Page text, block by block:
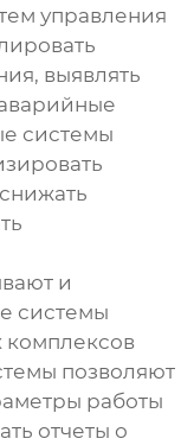
управления
выявлять
системы
и
системы
позволяют
работы
отчеты о